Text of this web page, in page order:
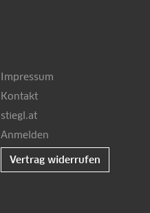
Impressum
Kontakt
stiegl.at
Anmelden
Vertrag widerrufen